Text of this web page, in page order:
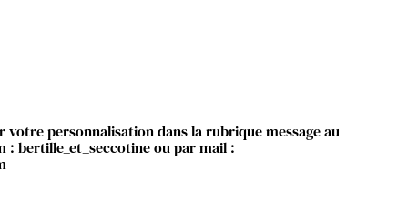
votre personnalisation dans la rubrique message au
: bertille_et_seccotine ou par mail :